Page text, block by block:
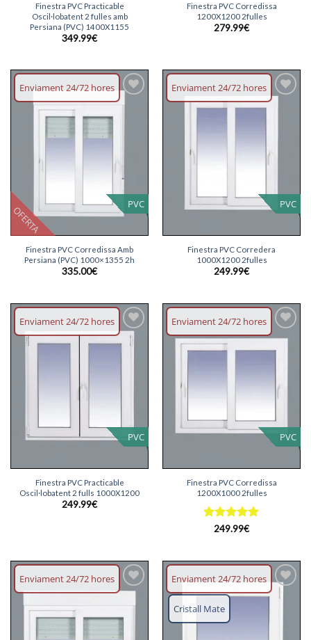
Finestra PVC Practicable
Oscil·lobatent 2 fulles amb
Persiana (PVC) 1400X1155
349.99€
Finestra PVC Corredissa
1200X1200 2fulles
279.99€
OFERTA
Enviament 24/72 hores
PVC
Afegeix
Finestra PVC Corredissa Amb
Persiana (PVC) 1000×1355 2h
335.00€
Enviament 24/72 hores
PVC
Afegeix
Finestra PVC Corredera
1000X1200 2fulles
249.99€
Enviament 24/72 hores
PVC
Afegeix
llista
Finestra PVC Practicable
Oscil·lobatent 2 fulls 1000X1200
249.99€
Enviament 24/72 hores
PVC
Afegeix
Finestra PVC Corredissa
1200X1000 2fulles
Puntuat
249.99€
Enviament 24/72 hores
Afegeix
llista
Enviament 24/72 hores
Cristall Mate
Afegeix